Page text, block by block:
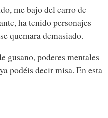
me bajo del carro de
ha tenido personajes
quemara demasiado.
gusano, poderes mentales
podéis decir misa. En esta